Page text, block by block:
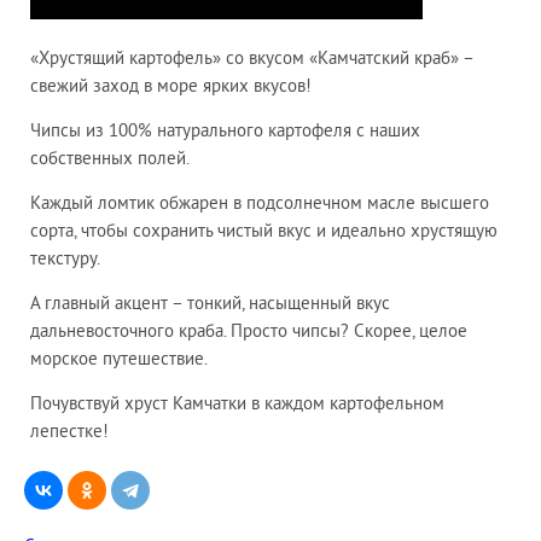
«Хрустящий картофель» со вкусом «Камчатский краб» –
свежий заход в море ярких вкусов!
Чипсы из 100% натурального картофеля с наших
собственных полей.
Каждый ломтик обжарен в подсолнечном масле высшего
сорта, чтобы сохранить чистый вкус и идеально хрустящую
текстуру.
А главный акцент – тонкий, насыщенный вкус
дальневосточного краба. Просто чипсы? Скорее, целое
морское путешествие.
Почувствуй хруст Камчатки в каждом картофельном
лепестке!